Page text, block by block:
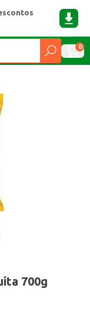
0
700g